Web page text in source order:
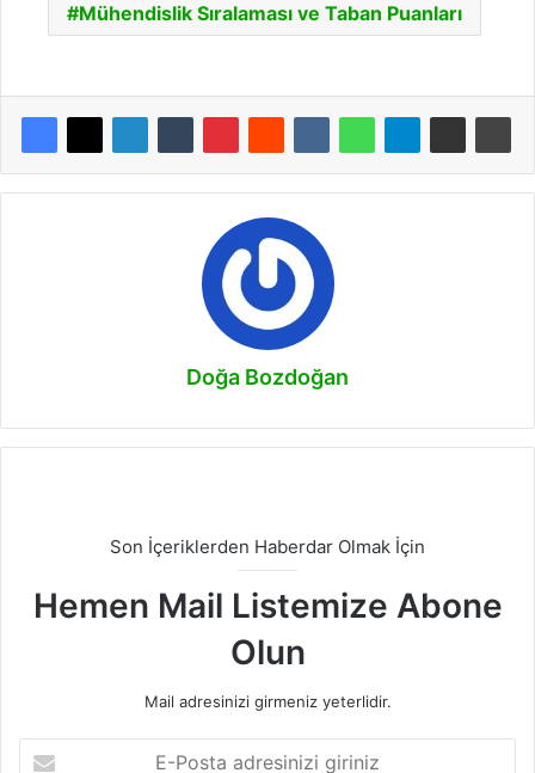
Mühendislik Sıralaması ve Taban Puanları
Doğa Bozdoğan
Son İçeriklerden Haberdar Olmak İçin
Hemen Mail Listemize Abone
Olun
Mail adresinizi girmeniz yeterlidir.